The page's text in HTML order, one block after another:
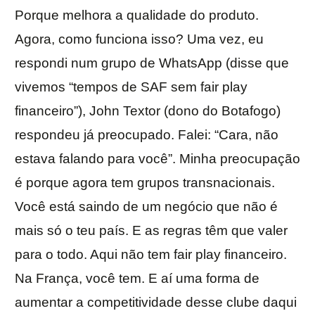
Porque melhora a qualidade do produto.
Agora, como funciona isso? Uma vez, eu
respondi num grupo de WhatsApp (disse que
vivemos “tempos de SAF sem fair play
financeiro”), John Textor (dono do Botafogo)
respondeu já preocupado. Falei: “Cara, não
estava falando para você”. Minha preocupação
é porque agora tem grupos transnacionais.
Você está saindo de um negócio que não é
mais só o teu país. E as regras têm que valer
para o todo. Aqui não tem fair play financeiro.
Na França, você tem. E aí uma forma de
aumentar a competitividade desse clube daqui